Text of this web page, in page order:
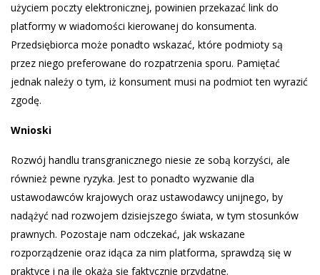
użyciem poczty elektronicznej, powinien przekazać link do
platformy w wiadomości kierowanej do konsumenta.
Przedsiębiorca może ponadto wskazać, które podmioty są
przez niego preferowane do rozpatrzenia sporu. Pamiętać
jednak należy o tym, iż konsument musi na podmiot ten wyrazić
zgodę.
Wnioski
Rozwój handlu transgranicznego niesie ze sobą korzyści, ale
również pewne ryzyka. Jest to ponadto wyzwanie dla
ustawodawców krajowych oraz ustawodawcy unijnego, by
nadążyć nad rozwojem dzisiejszego świata, w tym stosunków
prawnych. Pozostaje nam odczekać, jak wskazane
rozporządzenie oraz idąca za nim platforma, sprawdzą się w
praktyce i na ile okażą się faktycznie przydatne.